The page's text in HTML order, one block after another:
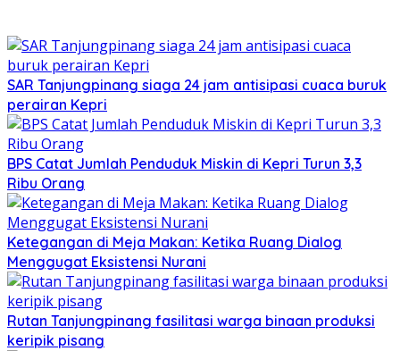
SAR Tanjungpinang siaga 24 jam antisipasi cuaca buruk
perairan Kepri
BPS Catat Jumlah Penduduk Miskin di Kepri Turun 3,3
Ribu Orang
Ketegangan di Meja Makan: Ketika Ruang Dialog
Menggugat Eksistensi Nurani
Rutan Tanjungpinang fasilitasi warga binaan produksi
keripik pisang